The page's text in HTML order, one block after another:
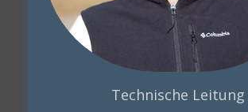
Technische Leitung